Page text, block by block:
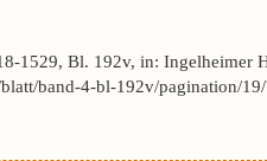
1529, Bl. 192v, in: Ingelheimer
band-4-bl-192v/pagination/